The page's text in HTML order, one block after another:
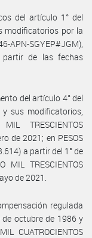
del artículo 1° del
modificatorios por la
APN-SGYEP#JGM),
de las fechas
del artículo 4° del
sus modificatorios,
TRESCIENTOS
de 2021; en PESOS
a partir del 1° de
MIL TRESCIENTOS
de 2021.
regulada
de octubre de 1986 y
CUATROCIENTOS